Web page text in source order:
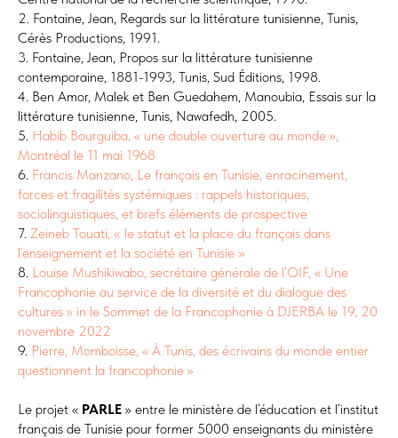
2. Fontaine, Jean, Regards sur la littérature tunisienne, Tunis,
Cérès Productions, 1991.
3. Fontaine, Jean, Propos sur la littérature tunisienne
contemporaine, 1881-1993, Tunis, Sud Éditions, 1998.
4. Ben Amor, Malek et Ben Guedahem, Manoubia, Essais sur la
littérature tunisienne, Tunis, Nawafedh, 2005.
5. Habib Bourguiba, « une double ouverture au monde »,
Montréal le 11 mai 1968
6. Francis Manzano, Le français en Tunisie, enracinement,
forces et fragilités systémiques : rappels historiques,
sociolinguistiques, et brefs éléments de prospective
7. Zeineb Touati, « le statut et la place du français dans
l’enseignement et la société en Tunisie »
8. Louise Mushikiwabo, secrétaire générale de l’OIF, « Une
Francophonie au service de la diversité et du dialogue des
cultures » in le Sommet de la Francophonie à DJERBA le 19, 20
novembre 2022
9. Pierre, Momboisse, « À Tunis, des écrivains du monde entier
questionnent la francophonie »
Le projet « PARLE » entre le ministère de l’éducation et l’institut
français de Tunisie pour former 5000 enseignants du ministère